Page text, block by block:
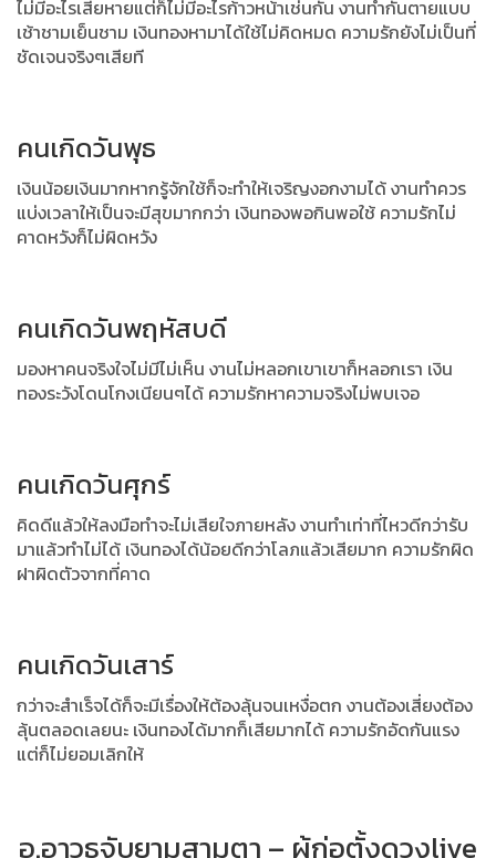
ไม่มีอะไรเสียหายแต่ก็ไม่มีอะไรก้าวหน้าเช่นกัน งานทำกันตายแบบ
เช้าชามเย็นชาม เงินทองหามาได้ใช้ไม่คิดหมด ความรักยังไม่เป็นที่
ชัดเจนจริงๆเสียที
คนเกิดวันพุธ
เงินน้อยเงินมากหากรู้จักใช้ก็จะทำให้เจริญงอกงามได้ งานทำควร
แบ่งเวลาให้เป็นจะมีสุขมากกว่า เงินทองพอกินพอใช้ ความรักไม่
คาดหวังก็ไม่ผิดหวัง
คนเกิดวันพฤหัสบดี
มองหาคนจริงใจไม่มีไม่เห็น งานไม่หลอกเขาเขาก็หลอกเรา เงิน
ทองระวังโดนโกงเนียนๆได้ ความรักหาความจริงไม่พบเจอ
คนเกิดวันศุกร์
คิดดีแล้วให้ลงมือทำจะไม่เสียใจภายหลัง งานทำเท่าที่ไหวดีกว่ารับ
มาแล้วทำไม่ได้ เงินทองได้น้อยดีกว่าโลภแล้วเสียมาก ความรักผิด
ฝาผิดตัวจากที่คาด
คนเกิดวันเสาร์
กว่าจะสำเร็จได้ก็จะมีเรื่องให้ต้องลุ้นจนเหงื่อตก งานต้องเสี่ยงต้อง
ลุ้นตลอดเลยนะ เงินทองได้มากก็เสียมากได้ ความรักอัดกันแรง
แต่ก็ไม่ยอมเลิกให้
อ.อาวุธจับยามสามตา – ผู้ก่อตั้งดวงlive